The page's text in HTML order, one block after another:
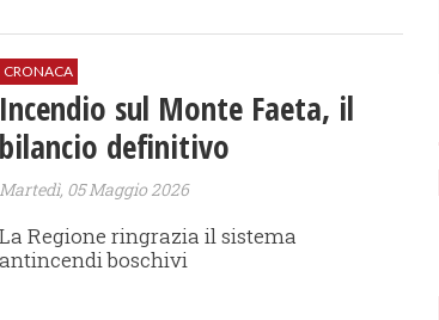
CRONACA
Incendio sul Monte Faeta, il
bilancio definitivo
Martedì, 05 Maggio 2026
La Regione ringrazia il sistema
antincendi boschivi